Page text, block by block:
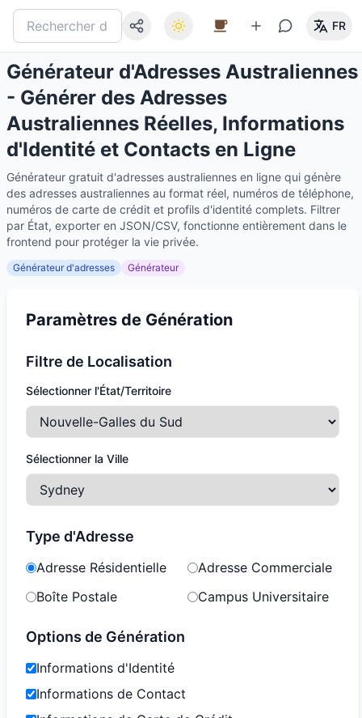
FR
Générateur d'Adresses Australiennes
- Générer des Adresses
Australiennes Réelles, Informations
d'Identité et Contacts en Ligne
Générateur gratuit d'adresses australiennes en ligne qui génère
des adresses australiennes au format réel, numéros de téléphone,
numéros de carte de crédit et profils d'identité complets. Filtrer
par État, exporter en JSON/CSV, fonctionne entièrement dans le
frontend pour protéger la vie privée.
Générateur d'adresses Générateur
Paramètres de Génération
Filtre de Localisation
Sélectionner l'État/Territoire
Sélectionner la Ville
Type d'Adresse
Adresse Résidentielle
Adresse Commerciale
Boîte Postale
Campus Universitaire
Options de Génération
Informations d'Identité
Informations de Contact